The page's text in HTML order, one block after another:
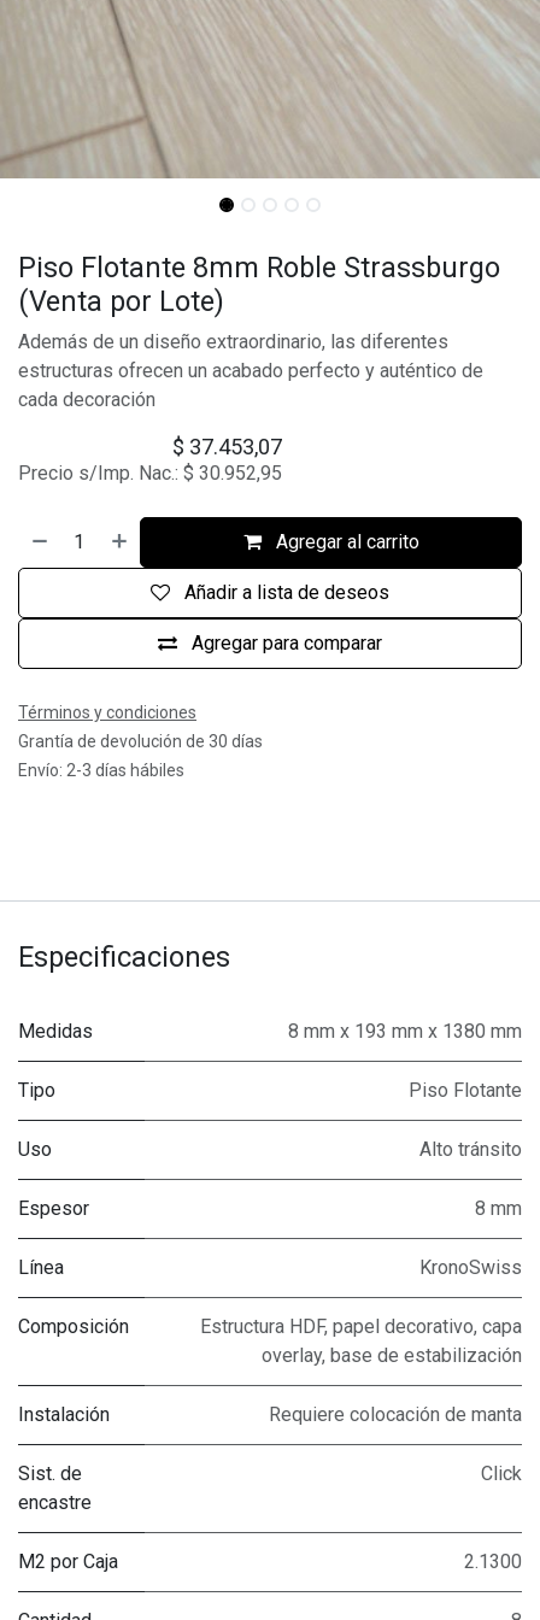
Piso Flotante 8mm Roble Strassburgo
(Venta por Lote)
Además de un diseño extraordinario, las diferentes
estructuras ofrecen un acabado perfecto y auténtico de
cada decoración
$ 37.453,07
Precio s/Imp. Nac.: $ 30.952,95
Agregar al carrito
Agregar para comparar
Añadir a lista de deseos
Términos y condiciones
Grantía de devolución de 30 días
Envío: 2-3 días hábiles
Especificaciones
Medidas 8 mm x 193 mm x 1380 mm
Tipo Piso Flotante
Uso Alto tránsito
Espesor 8 mm
Línea KronoSwiss
Composición
Estructura HDF, papel decorativo, capa
overlay, base de estabilización
Instalación Requiere colocación de manta
Sist. de
encastre
Click
M2 por Caja 2.1300